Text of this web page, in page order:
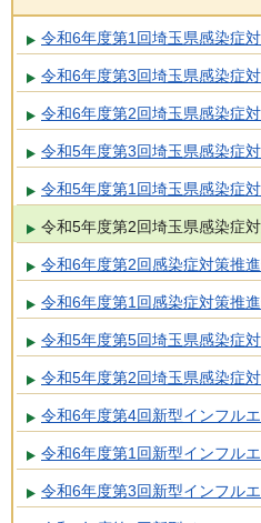
令和6年度第1回埼玉県感染症
令和6年度第3回埼玉県感染症
令和6年度第2回埼玉県感染症
令和5年度第3回埼玉県感染症
令和5年度第1回埼玉県感染症
令和5年度第2回埼玉県感染症
令和6年度第2回感染症対策推
令和6年度第1回感染症対策推
令和5年度第5回埼玉県感染症
令和5年度第2回埼玉県感染症
令和6年度第4回新型インフル
令和6年度第1回新型インフル
令和6年度第3回新型インフル